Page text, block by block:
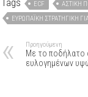
ECF ΑΣΤΙΚΉ
ΕΥΡΩΠΑΪΚΉ ΣΤΡΑΤΗΓΙΚΉ
Προηγούμενη
Με το ποδήλατο
ευλογημένων